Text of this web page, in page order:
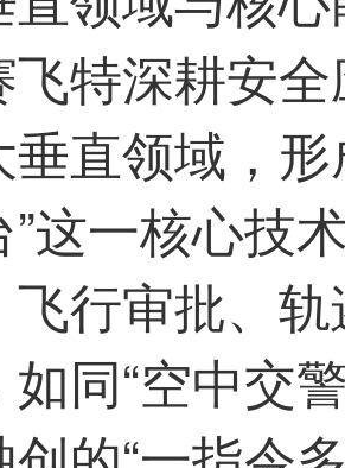
飞特深耕安
直领域，
这一核心技
飞行审批、
同“空中交